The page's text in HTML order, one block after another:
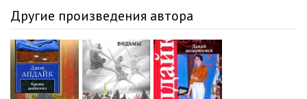
023 16:20
024
025
Другие произведения автора